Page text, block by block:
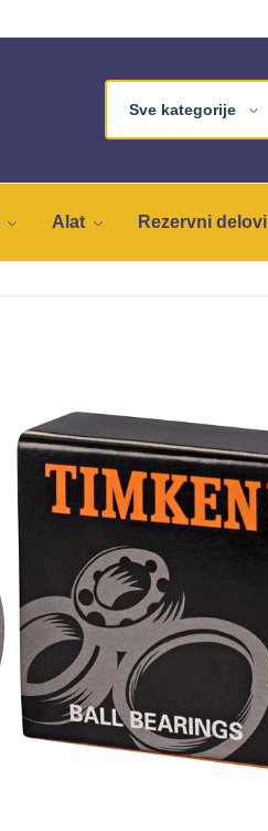
Sve kategorije
Alat Rezervni delovi